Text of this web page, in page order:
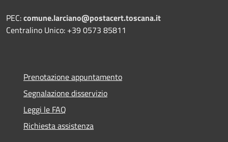
PEC:comune.larciano@postacert.toscana.it
Centralino Unico: +39 0573 85811
Prenotazione appuntamento
Segnalazione disservizio
Leggi le FAQ
Richiesta assistenza